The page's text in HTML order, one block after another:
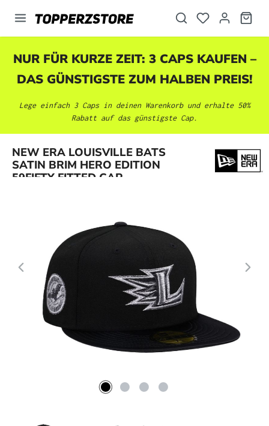
springen
NUR FÜR KURZE ZEIT: 3 CAPS KAUFEN –
DAS GÜNSTIGSTE ZUM HALBEN PREIS!
Lege einfach 3 Caps in deinen Warenkorb und erhalte 50%
Rabatt auf das günstigste Cap.
NEW ERA LOUISVILLE BATS
SATIN BRIM HERO EDITION
59FIFTY FITTED CAP
Bildergalerie überspringen